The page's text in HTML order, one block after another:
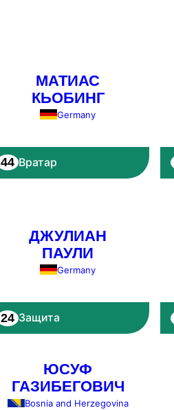
МАТИАС
КЬОБИНГ
Germany
44 Вратар
ДЖУЛИАН
ПАУЛИ
Germany
24 Защита
ЮСУФ
ГАЗИБЕГОВИЧ
Bosnia and Herzegovina